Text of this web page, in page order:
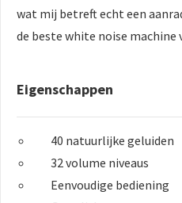
wat mij betreft echt een
de beste white noise
Eigenschappen
40 natuurlijke geluiden
32 volume niveaus
Eenvoudige bediening